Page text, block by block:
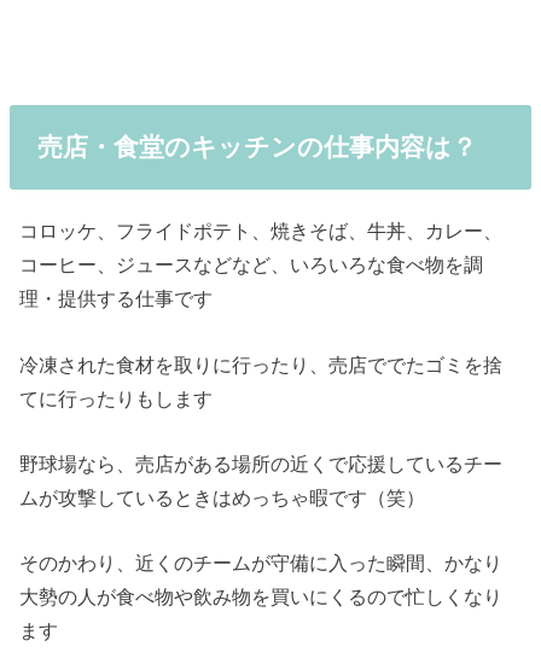
売店・食堂のキッチンの仕事内容は？
コロッケ、フライドポテト、焼きそば、牛丼、カレー、
コーヒー、ジュースなどなど、いろいろな食べ物を調
理・提供する仕事です
冷凍された食材を取りに行ったり、売店ででたゴミを捨
てに行ったりもします
野球場なら、売店がある場所の近くで応援しているチー
ムが攻撃しているときはめっちゃ暇です（笑）
そのかわり、近くのチームが守備に入った瞬間、かなり
大勢の人が食べ物や飲み物を買いにくるので忙しくなり
ます